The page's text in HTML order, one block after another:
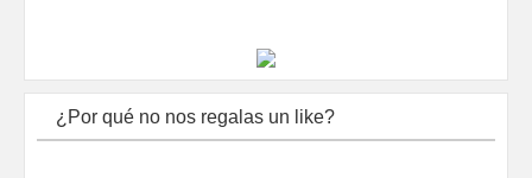
¿Por qué no nos regalas un like?